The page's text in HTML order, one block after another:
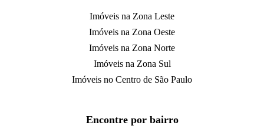
Imóveis na Zona Leste
Imóveis na Zona Oeste
Imóveis na Zona Norte
Imóveis na Zona Sul
Imóveis no Centro de São Paulo
Encontre por bairro